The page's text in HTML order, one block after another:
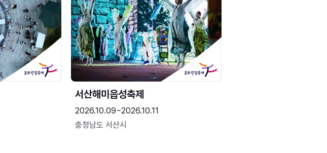
서산해미읍성축제
2026.10.09~2026.10.11
충청남도 서산시